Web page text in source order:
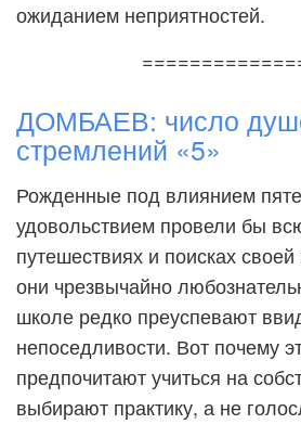
ожиданием неприятностей.
ДОМБАЕВ: число
стремлений «5»
Рожденные под влиянием
удовольствием провели бы
путешествиях и поисках
они чрезвычайно
школе редко преуспевают
непоседливости. Вот почему
предпочитают учиться на
выбирают практику, а не